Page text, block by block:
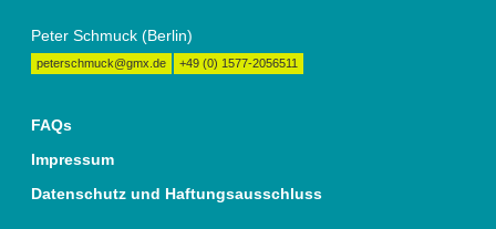
Peter Schmuck (Berlin)
peterschmuck@gmx.de +49 (0) 1577-2056511
FAQs
Impressum
Datenschutz und Haftungsausschluss